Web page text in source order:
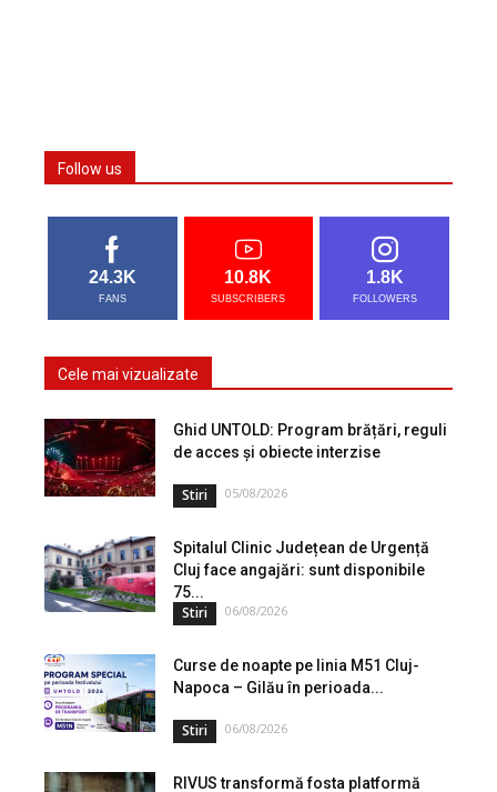
Follow us
24.3K
FANS
10.8K
SUBSCRIBERS
1.8K
FOLLOWERS
Cele mai vizualizate
Ghid UNTOLD: Program brățări, reguli
de acces și obiecte interzise
Stiri 05/08/2026
Spitalul Clinic Județean de Urgență
Cluj face angajări: sunt disponibile
75...
Stiri 06/08/2026
Curse de noapte pe linia M51 Cluj-
Napoca – Gilău în perioada...
Stiri 06/08/2026
RIVUS transformă fosta platformă